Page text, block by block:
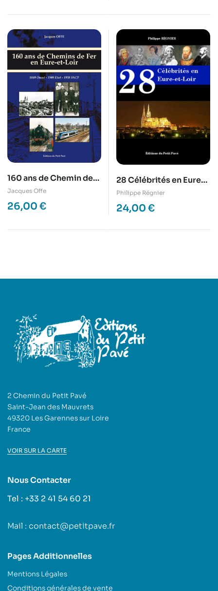
160 ans de Chemin de
Fer en Eure-et-Loir
Jacques Offe
26,00 €
28 Célébrités en Eure-
et-Loir
Philippe Régnier
24,00 €
2 Chemin du Petit Pavé
Saint-Jean des Mauvrets
49320 Les Garennes sur Loire
France
VOIR SUR LA CARTE
Nous Contacter
Tel : +33 2 41 54 60 21
Mail : contact@petitpave.fr
Pages Additionnelles
Mentions Légales
Conditions générales de vente